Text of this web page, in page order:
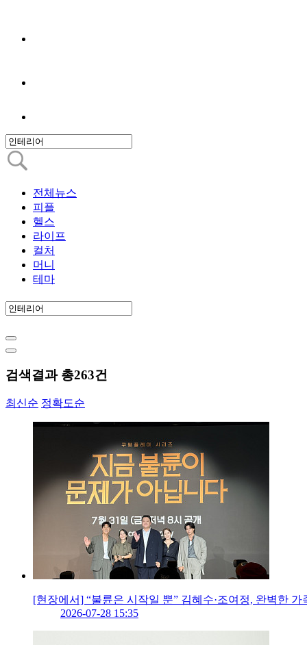
전체뉴스
피플
헬스
라이프
컬처
머니
테마
검색결과 총263건
최신순 정확도순
[현장에서] “불륜은 시작일 뿐” 김혜수·조여정, 완벽한 가
2026-07-28 15:35